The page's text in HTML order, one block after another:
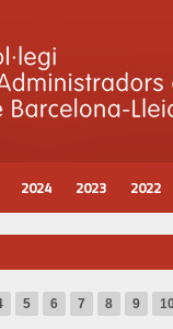
2024 2023 2022
5 6 7 8 9